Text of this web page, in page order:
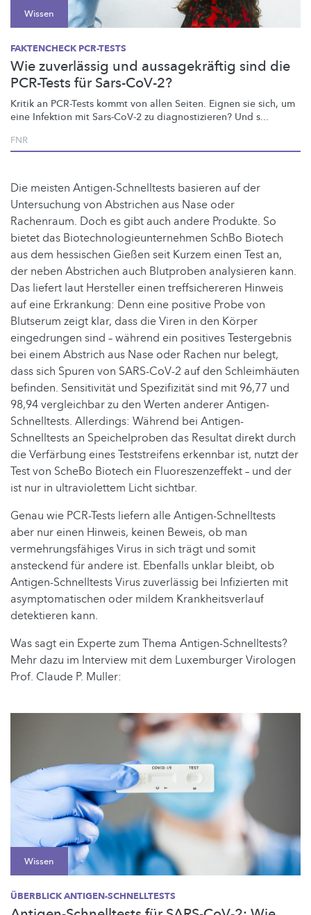
Wissen
FAKTENCHECK PCR-TESTS
Wie zuverlässig und aussagekräftig sind die
PCR-Tests für Sars-CoV-2?
Kritik an PCR-Tests kommt von allen Seiten. Eignen sie sich, um
eine Infektion mit Sars-CoV-2 zu diagnostizieren? Und s...
FNR
Die meisten Antigen-Schnelltests basieren auf der
Untersuchung von Abstrichen aus Nase oder
Rachenraum. Doch es gibt auch andere Produkte. So
bietet das Biotechnologieunternehmen SchBo Biotech
aus dem hessischen Gießen seit Kurzem einen Test an,
der neben Abstrichen auch Blutproben analysieren kann.
Das liefert laut Hersteller einen treffsichereren Hinweis
auf eine Erkrankung: Denn eine positive Probe von
Blutserum zeigt klar, dass die Viren in den Körper
eingedrungen sind – während ein positives Testergebnis
bei einem Abstrich aus Nase oder Rachen nur belegt,
dass sich Spuren von SARS-CoV-2 auf den Schleimhäuten
befinden. Sensitivität und Spezifizität sind mit 96,77 und
98,94 vergleichbar zu den Werten anderer Antigen-
Schnelltests. Allerdings: Während bei Antigen-
Schnelltests an Speichelproben das Resultat direkt durch
die Verfärbung eines Teststreifens erkennbar ist, nutzt der
Test von ScheBo Biotech ein Fluoreszenzeffekt – und der
ist nur in ultraviolettem Licht sichtbar.
Genau wie PCR-Tests liefern alle Antigen-Schnelltests
aber nur einen Hinweis, keinen Beweis, ob man
vermehrungsfähiges Virus in sich trägt und somit
ansteckend für andere ist. Ebenfalls unklar bleibt, ob
Antigen-Schnelltests Virus zuverlässig bei Infizierten mit
asymptomatischen oder mildem Krankheitsverlauf
detektieren kann.
Was sagt ein Experte zum Thema Antigen-Schnelltests?
Mehr dazu im Interview mit dem Luxemburger Virologen
Prof. Claude P. Muller:
Wissen
ÜBERBLICK ANTIGEN-SCHNELLTESTS